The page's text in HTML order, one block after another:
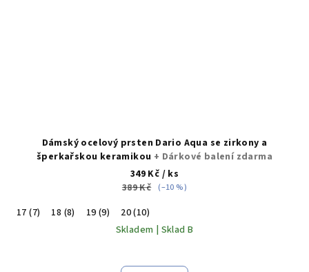
Dámský ocelový prsten Dario Aqua se zirkony a
šperkařskou keramikou + Dárkové balení zdarma
349 Kč / ks
389 Kč (–10 %)
17 (7) 18 (8) 19 (9)
20 (10)
Skladem | Sklad B